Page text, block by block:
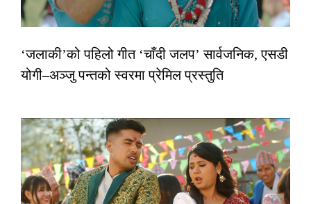
‘जलाकी’को पहिलो गीत ‘चाँदी जलप’ सार्वजनिक, एसडी
योगी–अञ्जु पन्तको स्वरमा प्रेमिल प्रस्तुति